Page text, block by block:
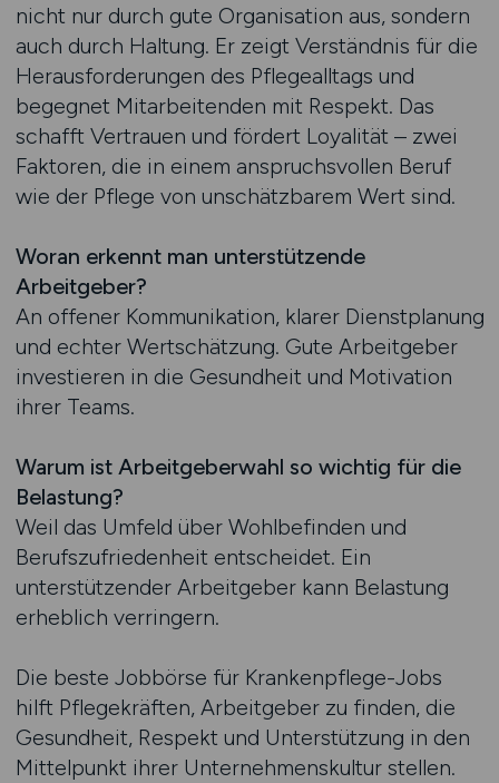
nicht nur durch gute Organisation aus, sondern
auch durch Haltung. Er zeigt Verständnis für die
Herausforderungen des Pflegealltags und
begegnet Mitarbeitenden mit Respekt. Das
schafft Vertrauen und fördert Loyalität – zwei
Faktoren, die in einem anspruchsvollen Beruf
wie der Pflege von unschätzbarem Wert sind.
Woran erkennt man unterstützende
Arbeitgeber?
An offener Kommunikation, klarer Dienstplanung
und echter Wertschätzung. Gute Arbeitgeber
investieren in die Gesundheit und Motivation
ihrer Teams.
Warum ist Arbeitgeberwahl so wichtig für die
Belastung?
Weil das Umfeld über Wohlbefinden und
Berufszufriedenheit entscheidet. Ein
unterstützender Arbeitgeber kann Belastung
erheblich verringern.
Die beste Jobbörse für Krankenpflege-Jobs
hilft Pflegekräften, Arbeitgeber zu finden, die
Gesundheit, Respekt und Unterstützung in den
Mittelpunkt ihrer Unternehmenskultur stellen.